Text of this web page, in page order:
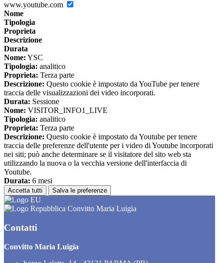
www.youtube.com
Nome
Tipologia
Proprieta
Descrizione
Durata
Nome: YSC
Tipologia: analitico
Proprieta: Terza parte
Descrizione: Questo cookie è impostato da YouTube per tenere
traccia delle visualizzazioni dei video incorporati.
Durata: Sessione
Nome: VISITOR_INFO1_LIVE
Tipologia: analitico
Proprieta: Terza parte
Descrizione: Questo cookie è impostato da Youtube per tenere
traccia delle preferenze dell'utente per i video di Youtube incorporati
nei siti; può anche determinare se il visitatore del sito web sta
utilizzando la nuova o la vecchia versione dell'interfaccia di
Youtube.
Durata: 6 mesi
Accetta tutti Salva le preferenze
Convitto Maria Luigia
Contatti
Convitto Maria Luigia